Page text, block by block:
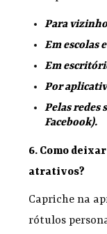
Para
Em escolas
Em
Por
Pelas redes
Facebook).
6. Como
atrativos?
Capriche na
rótulos